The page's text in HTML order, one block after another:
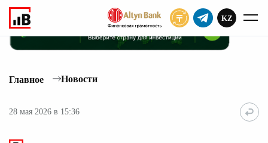
KZ
Главное Новости
28 мая 2026 в 15:36